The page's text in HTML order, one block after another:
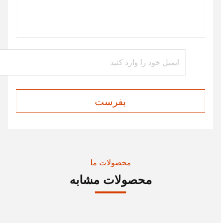
بفرست
محصولات ما
محصولات مشابه